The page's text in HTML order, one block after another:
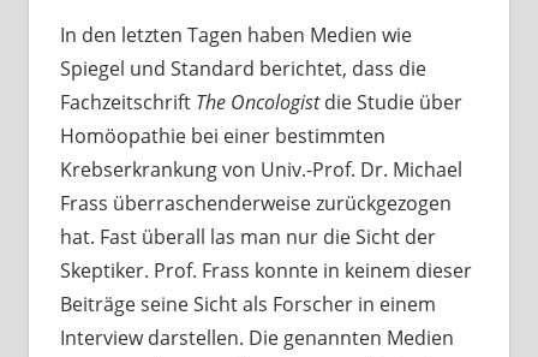
In den letzten Tagen haben Medien wie
Spiegel und Standard berichtet, dass die
Fachzeitschrift The Oncologistdie Studie über
Homöopathie bei einer bestimmten
Krebserkrankung von Univ.-Prof. Dr. Michael
Frass überraschenderweise zurückgezogen
hat. Fast überall las man nur die Sicht der
Skeptiker. Prof. Frass konnte in keinem dieser
Beiträge seine Sicht als Forscher in einem
Interview darstellen. Die genannten Medien